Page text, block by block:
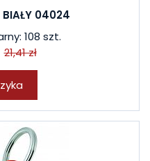
BIAŁY 04024
108 szt.
21,41 zł